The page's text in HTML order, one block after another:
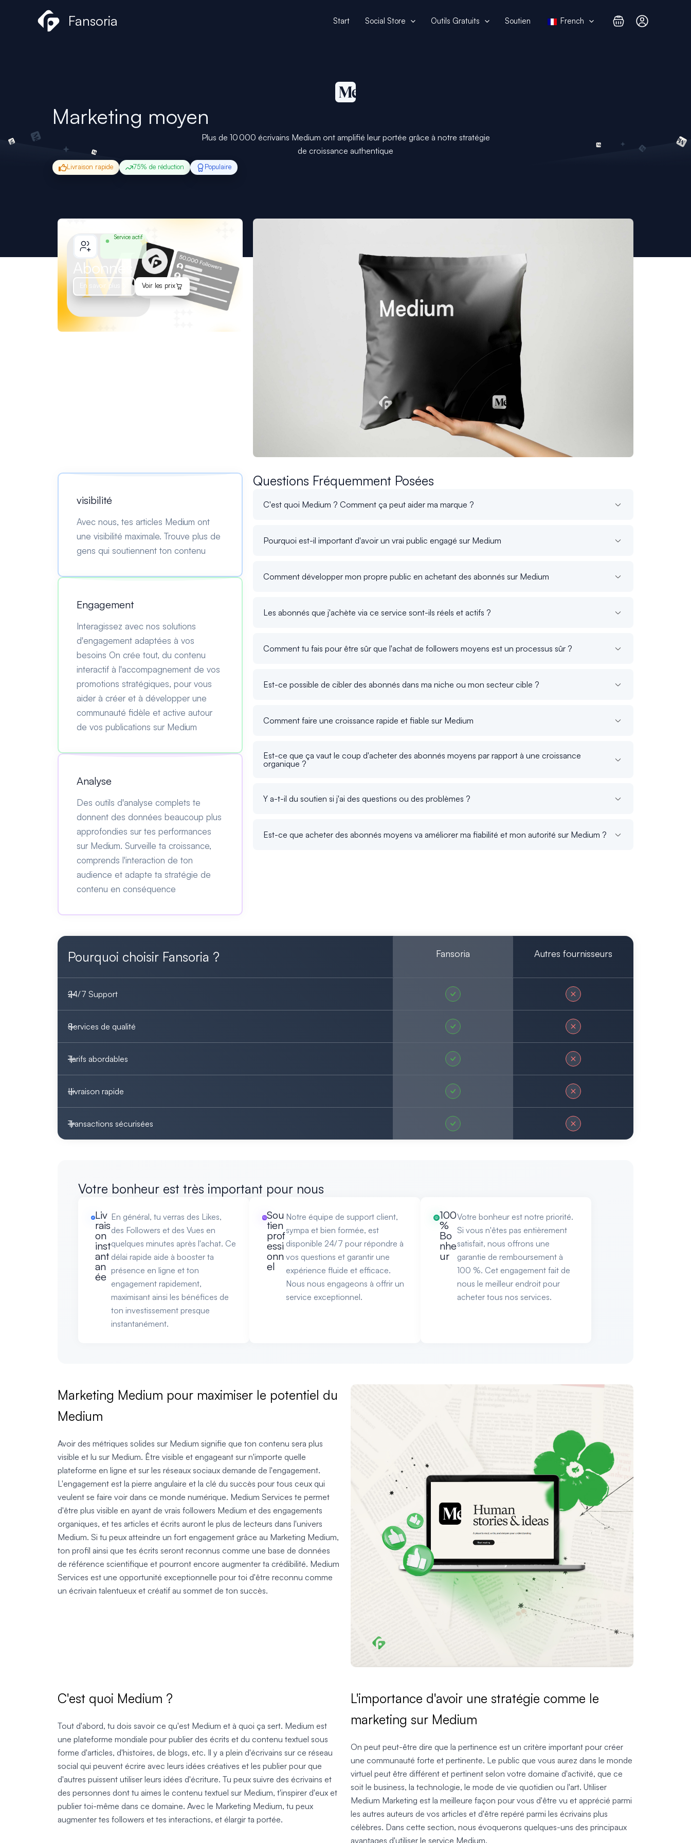
Fansoria Start Social Store Outils Gratuits Soutien French
Marketing moyen
Plus de 10 000 écrivains Medium ont amplifié leur portée grâce à notre stratégie
de croissance authentique
Livraison rapide 75% de réduction Populaire
Service actif
Abonnés
En savoir plus Voir les prix
visibilité
Avec nous, tes articles Medium ont
une visibilité maximale. Trouve plus de
gens qui soutiennent ton contenu
Engagement
Interagissez avec nos solutions
d'engagement adaptées à vos
besoins On crée tout, du contenu
interactif à l'accompagnement de vos
promotions stratégiques, pour vous
aider à créer et à développer une
communauté fidèle et active autour
de vos publications sur Medium
Analyse
Des outils d'analyse complets te
donnent des données beaucoup plus
approfondies sur tes performances
sur Medium. Surveille ta croissance,
comprends l'interaction de ton
audience et adapte ta stratégie de
contenu en conséquence
Questions Fréquemment Posées
C'est quoi Medium ? Comment ça peut aider ma marque ?
Pourquoi est-il important d'avoir un vrai public engagé sur Medium
Comment développer mon propre public en achetant des abonnés sur Medium
Les abonnés que j'achète via ce service sont-ils réels et actifs ?
Comment tu fais pour être sûr que l'achat de followers moyens est un processus sûr ?
Est-ce possible de cibler des abonnés dans ma niche ou mon secteur cible ?
Comment faire une croissance rapide et fiable sur Medium
Est-ce que ça vaut le coup d'acheter des abonnés moyens par rapport à une croissance
organique ?
Y a-t-il du soutien si j'ai des questions ou des problèmes ?
Est-ce que acheter des abonnés moyens va améliorer ma fiabilité et mon autorité sur Medium ?
Pourquoi choisir Fansoria ? Fansoria Autres fournisseurs
24/7 Support
Services de qualité
Tarifs abordables
Livraison rapide
Transactions sécurisées
Votre bonheur est très important pour nous
Liv
rais
on
inst
ant
an
ée
En général, tu verras des Likes,
des Followers et des Vues en
quelques minutes après l'achat. Ce
délai rapide aide à booster ta
présence en ligne et ton
engagement rapidement,
maximisant ainsi les bénéfices de
ton investissement presque
instantanément.
Sou
tien
prof
essi
onn
el
Notre équipe de support client,
sympa et bien formée, est
disponible 24/7 pour répondre à
vos questions et garantir une
expérience fluide et efficace.
Nous nous engageons à offrir un
service exceptionnel.
100
%
Bo
nhe
ur
Votre bonheur est notre priorité.
Si vous n'êtes pas entièrement
satisfait, nous offrons une
garantie de remboursement à
100 %. Cet engagement fait de
nous le meilleur endroit pour
acheter tous nos services.
Marketing Medium pour maximiser le potentiel du
Medium
Avoir des métriques solides sur Medium signifie que ton contenu sera plus
visible et lu sur Medium. Être visible et engageant sur n'importe quelle
plateforme en ligne et sur les réseaux sociaux demande de l'engagement.
L'engagement est la pierre angulaire et la clé du succès pour tous ceux qui
veulent se faire voir dans ce monde numérique. Medium Services te permet
d'être plus visible en ayant de vrais followers Medium et des engagements
organiques, et tes articles et écrits auront le plus de lecteurs dans l'univers
Medium. Si tu peux atteindre un fort engagement grâce au Marketing Medium,
ton profil ainsi que tes écrits seront reconnus comme une base de données
de référence scientifique et pourront encore augmenter ta crédibilité. Medium
Services est une opportunité exceptionnelle pour toi d'être reconnu comme
un écrivain talentueux et créatif au sommet de ton succès.
C'est quoi Medium ?
Tout d'abord, tu dois savoir ce qu'est Medium et à quoi ça sert. Medium est
une plateforme mondiale pour publier des écrits et du contenu textuel sous
forme d'articles, d'histoires, de blogs, etc. Il y a plein d'écrivains sur ce réseau
social qui peuvent écrire avec leurs idées créatives et les publier pour que
d'autres puissent utiliser leurs idées d'écriture. Tu peux suivre des écrivains et
des personnes dont tu aimes le contenu textuel sur Medium, t'inspirer d'eux et
publier toi-même dans ce domaine. Avec le Marketing Medium, tu peux
augmenter tes followers et tes interactions, et élargir ta portée.
L'importance d'avoir une stratégie comme le
marketing sur Medium
On peut peut-être dire que la pertinence est un critère important pour créer
une communauté forte et pertinente. Le public que vous aurez dans le monde
virtuel peut être différent et pertinent selon votre domaine d'activité, que ce
soit le business, la technologie, le mode de vie quotidien ou l'art. Utiliser
Medium Marketing est la meilleure façon pour vous d'être vu et apprécié parmi
les autres auteurs de vos articles et d'être repéré parmi les écrivains plus
célèbres. Dans cette section, nous évoquerons quelques-uns des principaux
avantages d'utiliser le service Medium.